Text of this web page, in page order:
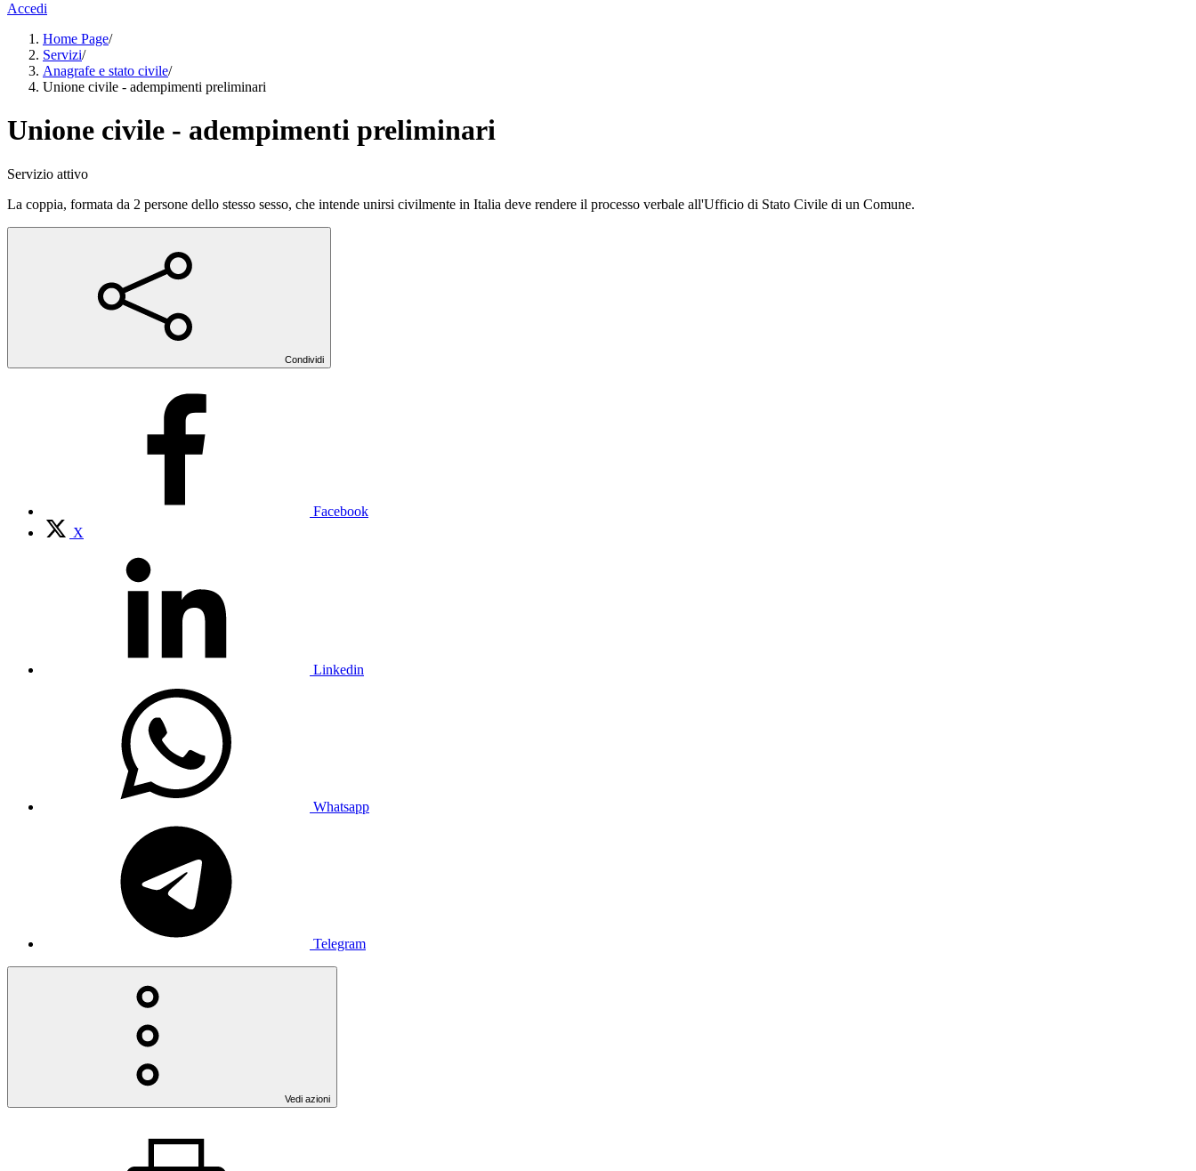
Accedi
Home Page/
Servizi/
Anagrafe e stato civile/
Unione civile - adempimenti preliminari
Unione civile - adempimenti preliminari
Servizio attivo
La coppia, formata da 2 persone dello stesso sesso, che intende unirsi civilmente in Italia deve rendere il processo verbale all'Ufficio di Stato Civile di un Comune.
Condividi
Facebook
X
Linkedin
Whatsapp
Telegram
Vedi azioni